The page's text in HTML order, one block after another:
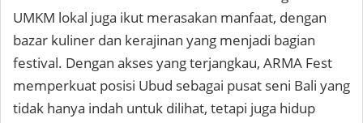
UMKM lokal juga ikut merasakan manfaat, dengan
bazar kuliner dan kerajinan yang menjadi bagian
festival. Dengan akses yang terjangkau, ARMA Fest
memperkuat posisi Ubud sebagai pusat seni Bali yang
tidak hanya indah untuk dilihat, tetapi juga hidup